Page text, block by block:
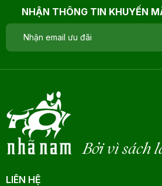
NHẬN THÔNG TIN KHUYẾN
Bởi vì sách
LIÊN HỆ